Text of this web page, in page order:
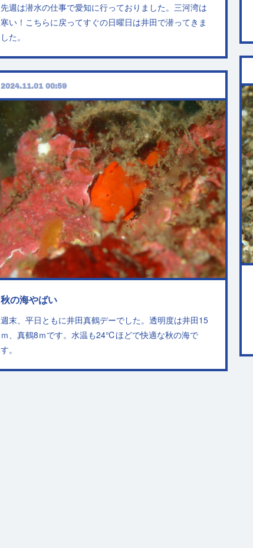
先週は潜水の仕事で愛知に行っておりました。三河湾は
寒い！こちらに戻ってすぐの日曜日は井田で潜ってきま
した。
2024.11.01 00:59
秋の海やばい
週末、平日ともに井田真鶴デーでした。透明度は井田15
ｍ、真鶴8ｍです。水温も24℃ほどで快適な秋の海で
す。